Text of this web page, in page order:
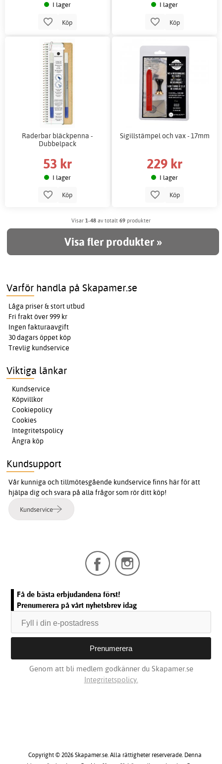
I lager
Köp
I lager
Köp
Raderbar bläckpenna -
Dubbelpack
53 kr
I lager
Köp
Sigillstämpel och vax - 17mm
229 kr
I lager
Köp
Visar 1-48 av totalt 69 produkter
Visa fler produkter »
Varför handla på Skapamer.se
Låga priser & stort utbud
Fri frakt över 999 kr
Ingen fakturaavgift
30 dagars öppet köp
Trevlig kundservice
Viktiga länkar
Kundservice
Köpvillkor
Cookiepolicy
Cookies
Integritetspolicy
Ångra köp
Kundsupport
Vår kunniga och tillmötesgående kundservice finns här för att
hjälpa dig och svara på alla frågor som rör ditt köp!
Kundservice
Få de bästa erbjudandena först!
Prenumerera på vårt nyhetsbrev idag
Genom att bli medlem godkänner du Skapamer.se
Integritetspolicy.
Copyright © 2026 Skapamer.se. Alla rättigheter reserverade. Denna